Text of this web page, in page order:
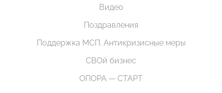
Видео
Поздравления
Поддержка МСП. Антикризисные меры
СВОй бизнес
ОПОРА — СТАРТ